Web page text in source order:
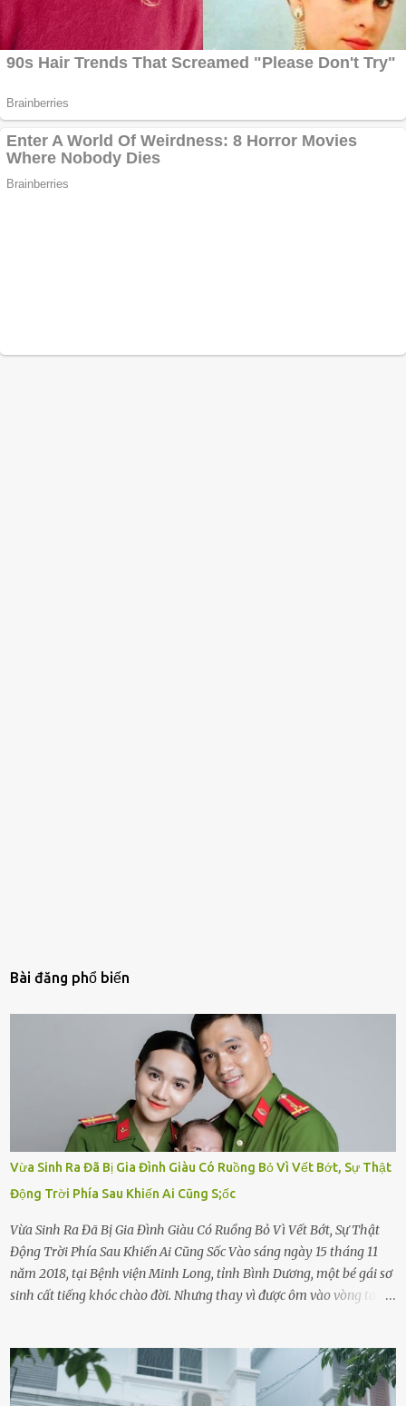
Bài đăng phổ biến
Vừa Sinh Ra Đã Bị Gia Đình Giàu Có Ruồng Bỏ Vì Vết Bớt, Sự Thật
Động Trời Phía Sau Khiến Ai Cũng S;ốc
Vừa Sinh Ra Đã Bị Gia Đình Giàu Có Ruồng Bỏ Vì Vết Bớt, Sự Thật
Động Trời Phía Sau Khiến Ai Cũng Sốc Vào sáng ngày 15 tháng 11
năm 2018, tại Bệnh viện Minh Long, tỉnh Bình Dương, một bé gái sơ
sinh cất tiếng khóc chào đời. Nhưng thay vì được ôm vào vòng tay
hảo, địa vị cao sang của ông Trần Quốc Tùng xem như điềm gở. Ông
Tùng, một doanh nhân quyền lực có tiếng ở Bình Dương, cùng vợ là